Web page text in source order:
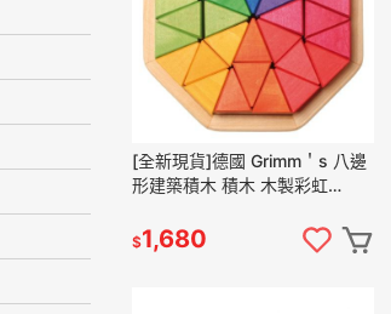
[全新現貨]德國 Grimm＇s 八邊
形建築積木 積木 木製彩虹
$1,680